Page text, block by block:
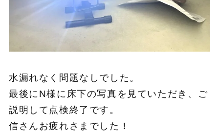
水漏れなく問題なしでした。
最後にN様に床下の写真を見ていただき、ご
説明して点検終了です。
信さんお疲れさまでした！